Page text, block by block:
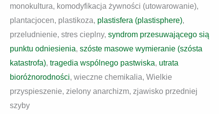
monokultura, komodyfikacja żywności (utowarowanie),
plantacjocen, plastikoza, plastisfera (plastisphere),
przeludnienie, stres cieplny, syndrom przesuwającego sią
punktu odniesienia, szóste masowe wymieranie (szósta
katastrofa), tragedia wspólnego pastwiska, utrata
bioróżnorodności, wieczne chemikalia, Wielkie
przyspieszenie, zielony anarchizm, zjawisko przedniej
szyby